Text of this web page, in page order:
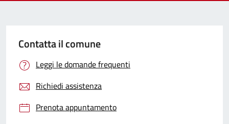
Contatta il comune
Leggi le domande frequenti
Richiedi assistenza
Prenota appuntamento